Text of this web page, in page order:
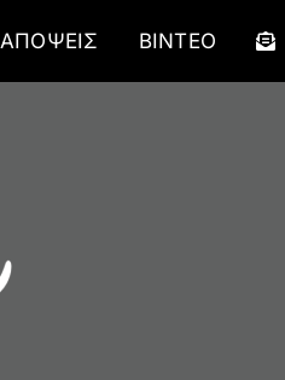
ΑΠΟΨΕΙΣ ΒΙΝΤΕΟ